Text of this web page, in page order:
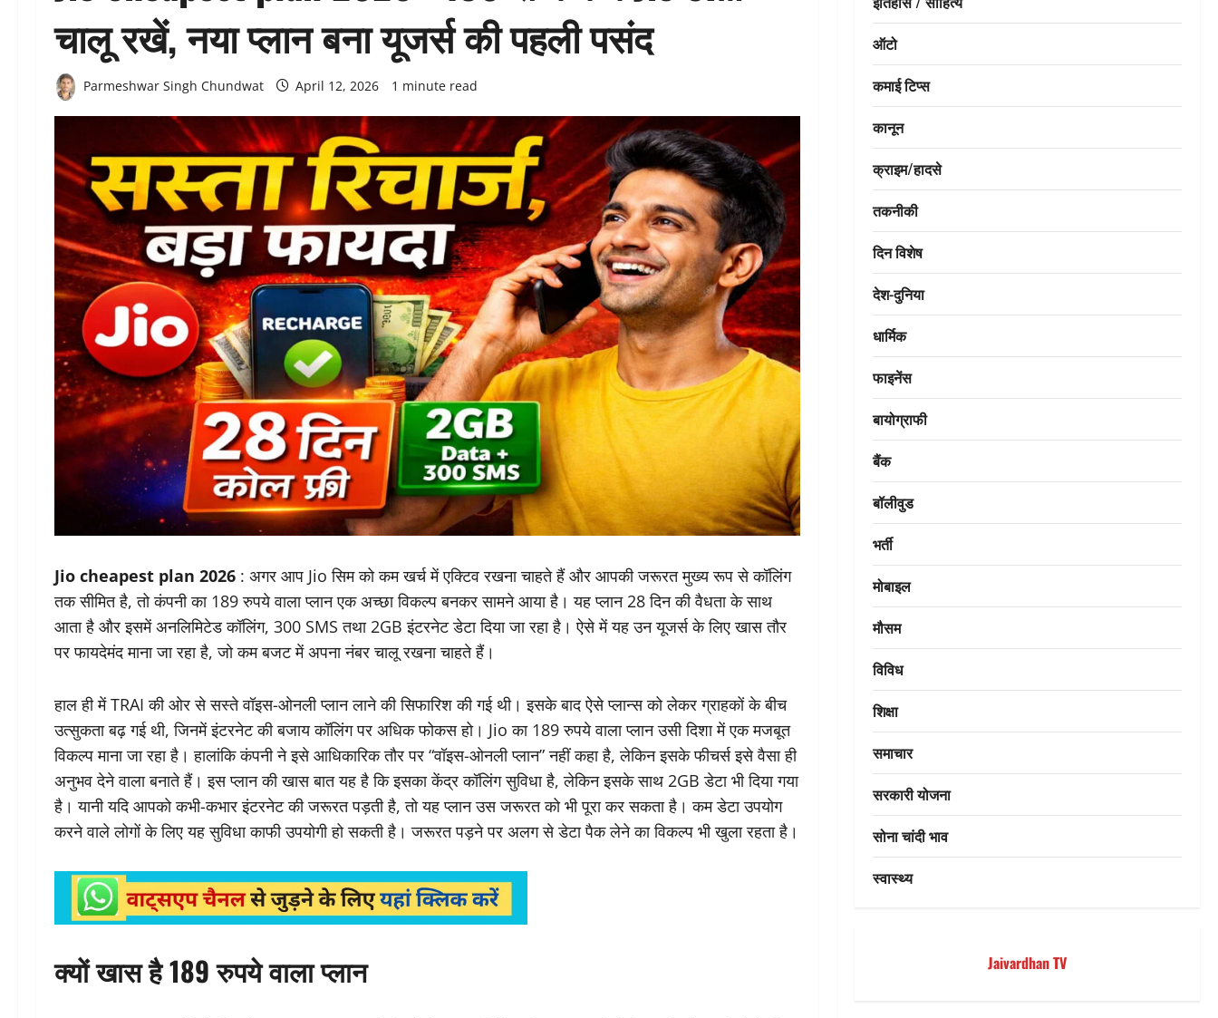
चालू रखें, नया प्लान बना यूजर्स की पहली पसंद
Parmeshwar Singh Chundwat April 12, 2026 1 minute read
Jio cheapest plan 2026 : अगर आप Jio सिम को कम खर्च में एक्टिव रखना चाहते हैं और आपकी जरूरत मुख्य रूप से कॉलिंग
तक सीमित है, तो कंपनी का 189 रुपये वाला प्लान एक अच्छा विकल्प बनकर सामने आया है। यह प्लान 28 दिन की वैधता के साथ
आता है और इसमें अनलिमिटेड कॉलिंग, 300 SMS तथा 2GB इंटरनेट डेटा दिया जा रहा है। ऐसे में यह उन यूजर्स के लिए खास तौर
पर फायदेमंद माना जा रहा है, जो कम बजट में अपना नंबर चालू रखना चाहते हैं।
हाल ही में TRAI की ओर से सस्ते वॉइस-ओनली प्लान लाने की सिफारिश की गई थी। इसके बाद ऐसे प्लान्स को लेकर ग्राहकों के बीच
उत्सुकता बढ़ गई थी, जिनमें इंटरनेट की बजाय कॉलिंग पर अधिक फोकस हो। Jio का 189 रुपये वाला प्लान उसी दिशा में एक मजबूत
विकल्प माना जा रहा है। हालांकि कंपनी ने इसे आधिकारिक तौर पर “वॉइस-ओनली प्लान” नहीं कहा है, लेकिन इसके फीचर्स इसे वैसा ही
अनुभव देने वाला बनाते हैं। इस प्लान की खास बात यह है कि इसका केंद्र कॉलिंग सुविधा है, लेकिन इसके साथ 2GB डेटा भी दिया गया
है। यानी यदि आपको कभी-कभार इंटरनेट की जरूरत पड़ती है, तो यह प्लान उस जरूरत को भी पूरा कर सकता है। कम डेटा उपयोग
करने वाले लोगों के लिए यह सुविधा काफी उपयोगी हो सकती है। जरूरत पड़ने पर अलग से डेटा पैक लेने का विकल्प भी खुला रहता है।
क्यों खास है 189 रुपये वाला प्लान
ऑटो
कमाई टिप्स
कानून
क्राइम/हादसे
तकनीकी
दिन विशेष
देश-दुनिया
धार्मिक
फाइनेंस
बायोग्राफी
बैंक
बॉलीवुड
भर्ती
मोबाइल
मौसम
विविध
शिक्षा
समाचार
सरकारी योजना
सोना चांदी भाव
स्वास्थ्य
Jaivardhan TV